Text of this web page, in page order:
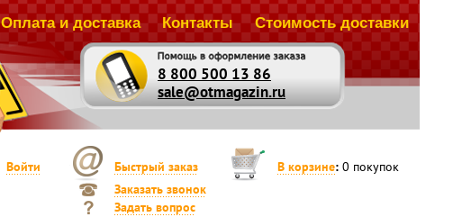
8 800 500 13 86
sale@otmagazin.ru
Оплата и доставка Контакты Стоимость доставки
Войти Быстрый заказ В корзине: 0 покупок
Заказать звонок
Задать вопрос